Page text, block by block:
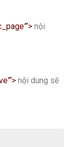
nội
nội dung sẽ